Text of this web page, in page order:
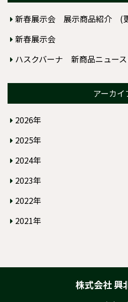
新春展示会 展示商品紹介 (
新春展示会
ハスクバーナ 新商品ニュー
アーカイ
2026年
2025年
2024年
2023年
2022年
2021年
株式会社 興